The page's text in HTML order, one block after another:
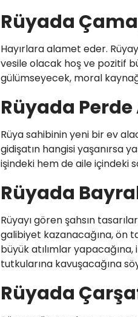
Rüyada
Hayırlara alamet eder.
vesile olacak hoş ve pozitif
gülümseyecek, moral
Rüyada
Rüya sahibinin yeni bir ev
gidişatın hangisi yaşanırsa
işindeki hem de aile içindeki
Rüyada
Rüyayı gören şahsın
galibiyet kazanacağına, ön
büyük atılımlar
tutkularına kavuşacağına
Rüyada